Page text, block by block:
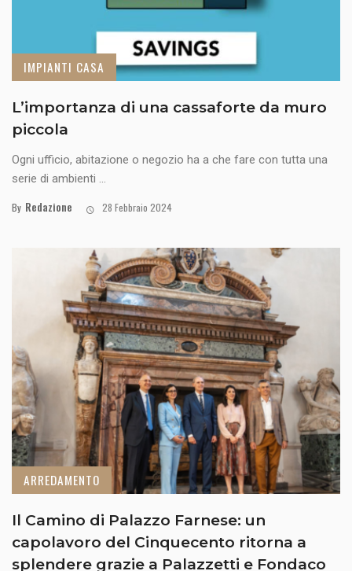
IMPIANTI CASA
L’importanza di una cassaforte da muro
piccola
Ogni ufficio, abitazione o negozio ha a che fare con tutta una
serie di ambienti ...
By Redazione 28 Febbraio 2024
ARREDAMENTO
Il Camino di Palazzo Farnese: un
capolavoro del Cinquecento ritorna a
splendere grazie a Palazzetti e Fondaco